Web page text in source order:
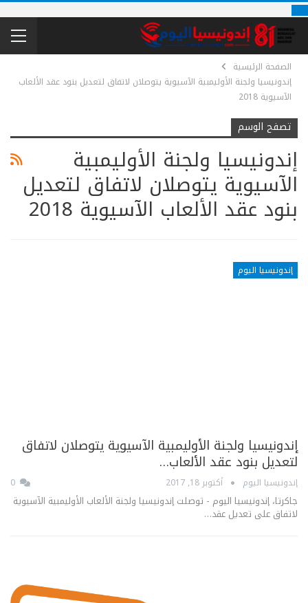
الصفحة الرئيسية
إندونيسيا ولجنة الأوليمبية الآسيوية يتوصلان لاتفاق لتعديل بنود عقد الألعاب
الآسيوية 2018
تصفح الوسم
إندونيسيا ولجنة الأوليمبية
الآسيوية يتوصلان لاتفاق لتعديل
بنود عقد الألعاب الآسيوية 2018
إندونيسيا اليوم
إندونيسيا ولجنة الأوليمبية الآسيوية يتوصلان لاتفاق
لتعديل بنود عقد الألعاب…
إندونيسيا اليوم أكتوبر 18, 2017
جاكرتا، إندونيسيا اليوم - توصلت إندونيسيا ولجنة الألعاب الأوليمبية الآسيوية
لاتفاق على تعديل عقد…